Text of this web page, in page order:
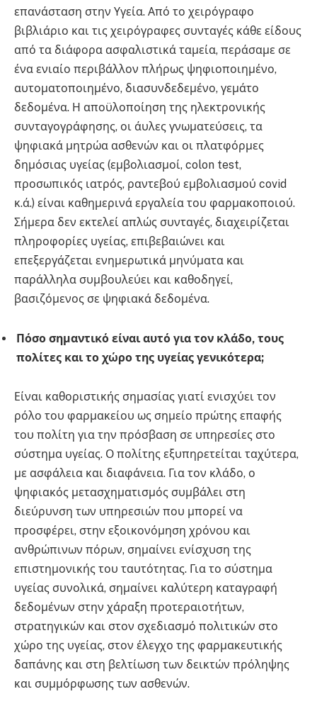
επανάσταση στην Υγεία. Από το χειρόγραφο
βιβλιάριο και τις χειρόγραφες συνταγές κάθε είδους
από τα διάφορα ασφαλιστικά ταμεία, περάσαμε σε
ένα ενιαίο περιβάλλον πλήρως ψηφιοποιημένο,
αυτοματοποιημένο, διασυνδεδεμένο, γεμάτο
δεδομένα. Η αποϋλοποίηση της ηλεκτρονικής
συνταγογράφησης, οι άυλες γνωματεύσεις, τα
ψηφιακά μητρώα ασθενών και οι πλατφόρμες
δημόσιας υγείας (εμβολιασμοί, colon test,
προσωπικός ιατρός, ραντεβού εμβολιασμού covid
κ.ά.) είναι καθημερινά εργαλεία του φαρμακοποιού.
Σήμερα δεν εκτελεί απλώς συνταγές, διαχειρίζεται
πληροφορίες υγείας, επιβεβαιώνει και
επεξεργάζεται ενημερωτικά μηνύματα και
παράλληλα συμβουλεύει και καθοδηγεί,
βασιζόμενος σε ψηφιακά δεδομένα.
Πόσο σημαντικό είναι αυτό για τον κλάδο, τους
πολίτες και το χώρο της υγείας γενικότερα;
Είναι καθοριστικής σημασίας γιατί ενισχύει τον
ρόλο του φαρμακείου ως σημείο πρώτης επαφής
του πολίτη για την πρόσβαση σε υπηρεσίες στο
σύστημα υγείας. Ο πολίτης εξυπηρετείται ταχύτερα,
με ασφάλεια και διαφάνεια. Για τον κλάδο, ο
ψηφιακός μετασχηματισμός συμβάλει στη
διεύρυνση των υπηρεσιών που μπορεί να
προσφέρει, στην εξοικονόμηση χρόνου και
ανθρώπινων πόρων, σημαίνει ενίσχυση της
επιστημονικής του ταυτότητας. Για το σύστημα
υγείας συνολικά, σημαίνει καλύτερη καταγραφή
δεδομένων στην χάραξη προτεραιοτήτων,
στρατηγικών και στον σχεδιασμό πολιτικών στο
χώρο της υγείας, στον έλεγχο της φαρμακευτικής
δαπάνης και στη βελτίωση των δεικτών πρόληψης
και συμμόρφωσης των ασθενών.